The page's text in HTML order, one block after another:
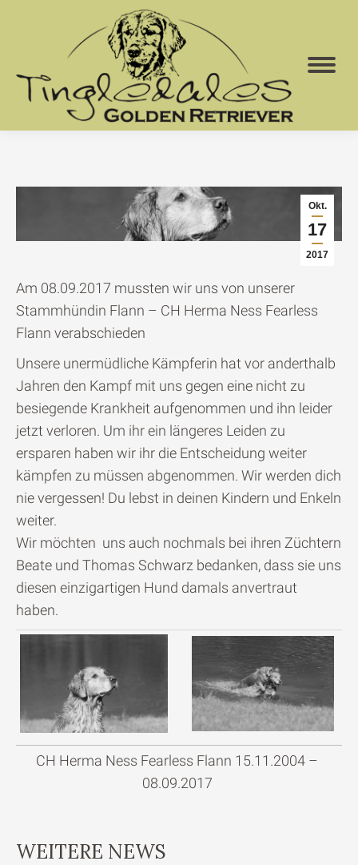
Okt.
17
2017
Am 08.09.2017 mussten wir uns von unserer
Stammhündin Flann – CH Herma Ness Fearless
Flann verabschieden
Unsere unermüdliche Kämpferin hat vor anderthalb
Jahren den Kampf mit uns gegen eine nicht zu
besiegende Krankheit aufgenommen und ihn leider
jetzt verloren. Um ihr ein längeres Leiden zu
ersparen haben wir ihr die Entscheidung weiter
kämpfen zu müssen abgenommen. Wir werden dich
nie vergessen! Du lebst in deinen Kindern und Enkeln
weiter.
Wir möchten uns auch nochmals bei ihren Züchtern
Beate und Thomas Schwarz bedanken, dass sie uns
diesen einzigartigen Hund damals anvertraut
haben.
CH Herma Ness Fearless Flann 15.11.2004 –
08.09.2017
WEITERE NEWS